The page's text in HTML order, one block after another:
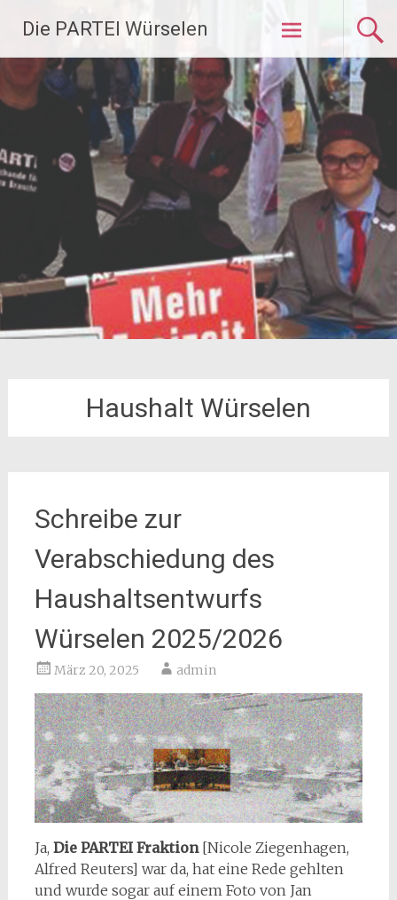
Inhalt
springen
Die PARTEI Würselen
Haushalt Würselen
Schreibe zur
Verabschiedung des
Haushaltsentwurfs
Würselen 2025/2026
März 20, 2025 admin
Ja, Die PARTEI Fraktion[Nicole Ziegenhagen,
Alfred Reuters] war da, hat eine Rede gehlten
und wurde sogar auf einem Foto von Jan